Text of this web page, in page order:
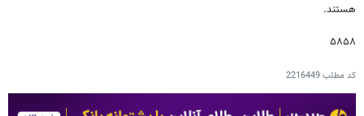
هستند.
۵۸۵۸
کد مطلب2216449